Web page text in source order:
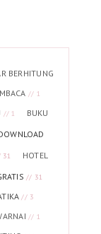
BERHITUNG
// 1
// 1
BUKU
31 HOTEL
// 31
// 3
// 1